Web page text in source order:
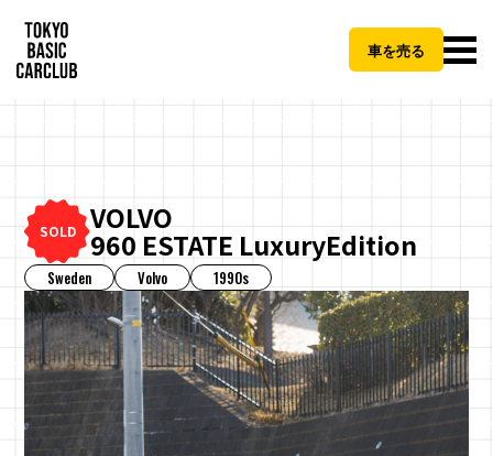
車を売る
SOLD VOLVO
960 ESTATE LuxuryEdition
Sweden Volvo 1990s
CLOSE
TBCCご納車パッケージとは